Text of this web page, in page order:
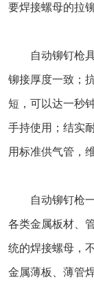
要焊接螺母的拉
自动铆钉枪具
铆接厚度一致；
短，可以达一秒
手持使用；结实
用标准供气管，
自动铆钉枪一
各类金属板材、
统的焊接螺母，
金属薄板、薄管